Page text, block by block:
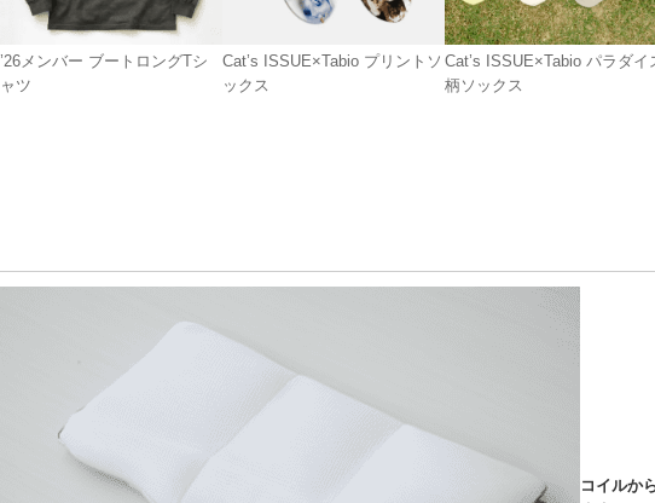
’26メンバー ブートロングTシ
ャツ
Cat’s ISSUE×Tabio プリントソ
ックス
Cat’s ISSUE×Tabio パラダイ
柄ソックス
コイルか